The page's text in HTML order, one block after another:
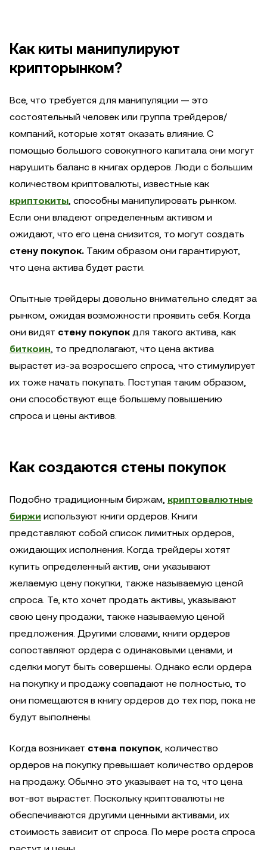
Как киты манипулируют
крипторынком?
Все, что требуется для манипуляции — это
состоятельный человек или группа трейдеров/
компаний, которые хотят оказать влияние. С
помощью большого совокупного капитала они могут
нарушить баланс в книгах ордеров. Люди с большим
количеством криптовалюты, известные как
криптокиты , способны манипулировать рынком.
Если они владеют определенным активом и
ожидают, что его цена снизится, то могут создать
стену покупок. Таким образом они гарантируют,
что цена актива будет расти.
Опытные трейдеры довольно внимательно следят за
рынком, ожидая возможности проявить себя. Когда
они видят стену покупок для такого актива, как
биткоин , то предполагают, что цена актива
вырастет из-за возросшего спроса, что стимулирует
их тоже начать покупать. Поступая таким образом,
они способствуют еще большему повышению
спроса и цены активов.
Как создаются стены покупок
Подобно традиционным биржам, криптовалютные
биржи используют книги ордеров. Книги
представляют собой список лимитных ордеров,
ожидающих исполнения. Когда трейдеры хотят
купить определенный актив, они указывают
желаемую цену покупки, также называемую ценой
спроса. Те, кто хочет продать активы, указывают
свою цену продажи, также называемую ценой
предложения. Другими словами, книги ордеров
сопоставляют ордера с одинаковыми ценами, и
сделки могут быть совершены. Однако если ордера
на покупку и продажу совпадают не полностью, то
они помещаются в книгу ордеров до тех пор, пока не
будут выполнены.
Когда возникает стена покупок , количество
ордеров на покупку превышает количество ордеров
на продажу. Обычно это указывает на то, что цена
вот-вот вырастет. Поскольку криптовалюты не
обеспечиваются другими ценными активами, их
стоимость зависит от спроса. По мере роста спроса